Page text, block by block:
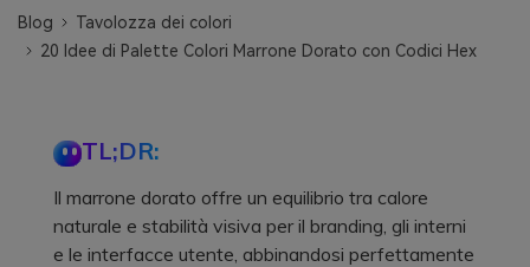
Blog
Tavolozza dei colori
20 Idee di Palette Colori Marrone Dorato con Codici Hex
TL;DR:
Il marrone dorato offre un equilibrio tra calore
naturale e stabilità visiva per il branding, gli interni
e le interfacce utente, abbinandosi perfettamente